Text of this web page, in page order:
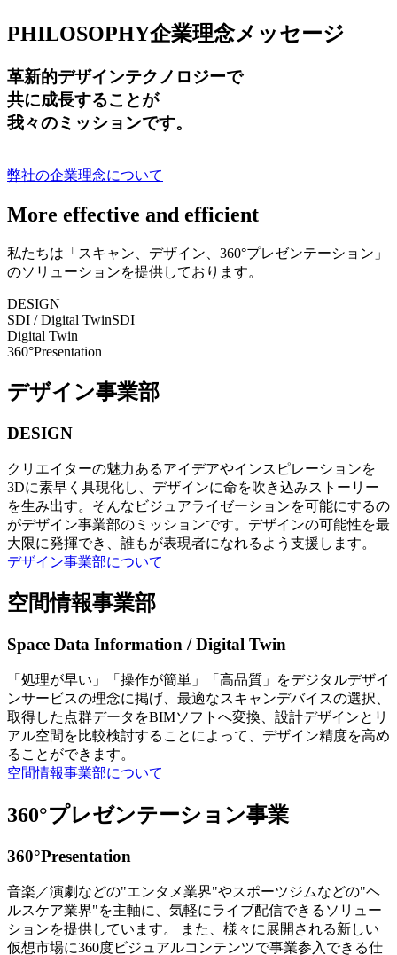
PHILOSOPHY企業理念メッセージ
革新的デザインテクノロジーで
共に成長することが
我々のミッションです。
弊社の企業理念について
More effective and efficient
私たちは「スキャン、デザイン、360°プレゼンテーション」
のソリューションを提供しております。
DESIGN
SDI / Digital TwinSDI
Digital Twin
360°Presentation
デザイン事業部
DESIGN
クリエイターの魅力あるアイデアやインスピレーションを
3Dに素早く具現化し、デザインに命を吹き込みストーリー
を生み出す。そんなビジュアライゼーションを可能にするの
がデザイン事業部のミッションです。デザインの可能性を最
大限に発揮でき、誰もが表現者になれるよう支援します。
デザイン事業部について
空間情報事業部
Space Data Information / Digital Twin
「処理が早い」「操作が簡単」「高品質」をデジタルデザイ
ンサービスの理念に掲げ、最適なスキャンデバイスの選択、
取得した点群データをBIMソフトへ変換、設計デザインとリ
アル空間を比較検討することによって、デザイン精度を高め
ることができます。
空間情報事業部について
360°プレゼンテーション事業
360°Presentation
音楽／演劇などの"エンタメ業界"やスポーツジムなどの"ヘ
ルスケア業界"を主軸に、気軽にライブ配信できるソリュー
ションを提供しています。 また、様々に展開される新しい
仮想市場に360度ビジュアルコンテンツで事業参入できる仕